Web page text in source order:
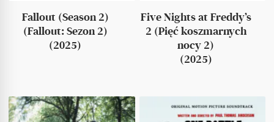
Fallout (Season 2)
(Fallout: Sezon 2)
(2025)
Five Nights at Freddy’s
2 (Pięć koszmarnych
nocy 2)
(2025)